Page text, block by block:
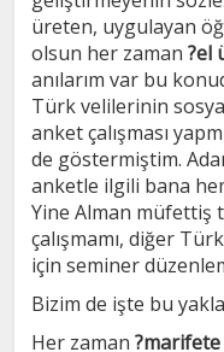
üreten, uygulayan
olsun her zaman ?el
anılarım var bu
Türk velilerinin
anket çalışması
de göstermiştim.
anketle ilgili bana
Yine Alman müfettiş
çalışmamı, diğer
için seminer
Bizim de işte bu
Her zaman